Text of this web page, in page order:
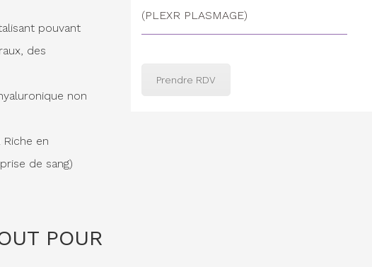
pouvant
des
non
en
de sang)
POUR
(PLEXR PLASMAGE)
Prendre RDV